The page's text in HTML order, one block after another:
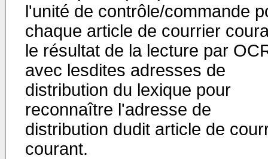
l'unité de contrôle/commande
chaque article de courrier
le résultat de la lecture par
avec lesdites adresses de
distribution du lexique pour
reconnaître l'adresse de
distribution dudit article de
courant.